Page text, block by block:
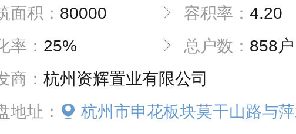
面积： 80000 容积率： 4.20
率： 25% 总户数： 858户
商： 杭州资辉置业有限公司
地址：
杭州市申花板块莫干山路与萍水街交叉口西北角（莫